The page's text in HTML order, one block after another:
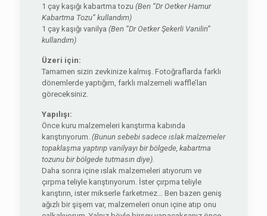
1 çay kaşığı kabartma tozu (Ben “Dr Oetker Hamur
Kabartma Tozu” kullandım)
1 çay kaşığı vanilya (Ben “Dr Oetker Şekerli Vanilin”
kullandım)
Üzeri için:
Tamamen sizin zevkinize kalmış. Fotoğraflarda farklı
dönemlerde yaptığım, farklı malzemeli waffle’ları
göreceksiniz.
Yapılışı:
Önce kuru malzemeleri karıştırma kabında
karıştırıyorum. (Bunun sebebi sadece ıslak malzemeler
topaklaşma yaptırıp vanilyayı bir bölgede, kabartma
tozunu bir bölgede tutmasın diye).
Daha sonra içine ıslak malzemeleri atıyorum ve
çırpma teliyle karıştırıyorum. İster çırpma teliyle
karıştırın, ister mikserle farketmez… Ben bazen geniş
ağızlı bir şişem var, malzemeleri onun içine atıp onu